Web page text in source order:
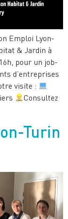
Emploi Lyon-
& Jardin à
pour un job-
d’entreprises
visite :
Consultez
Turin